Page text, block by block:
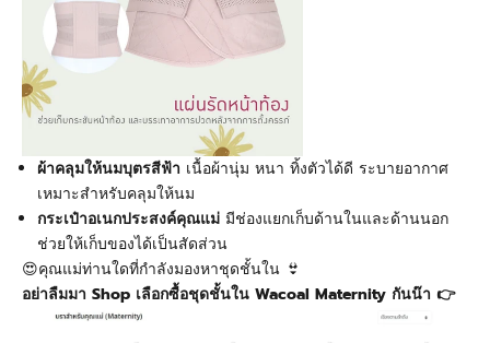
ผ้าคลุมให้นมบุตรสีฟ้า เนื้อผ้านุ่ม หนา ทิ้งตัวได้ดี ระบายอากาศ
เหมาะสำหรับคลุมให้นม
กระเป๋าอเนกประสงค์คุณแม่ มีช่องแยกเก็บด้านในและด้านนอก
ช่วยให้เก็บของได้เป็นสัดส่วน
😍คุณแม่ท่านใดที่กำลังมองหาชุดชั้นใน 👙
อย่าลืมมา Shop เลือกซื้อชุดชั้นใน Wacoal Maternity กันน๊า 👉